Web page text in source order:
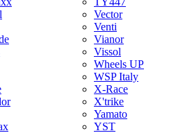
Vector
Venti
Vianor
Vissol
Wheels UP
WSP Italy
X-Race
X'trike
Yamato
YST